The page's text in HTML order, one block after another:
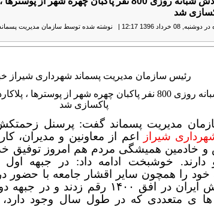
شد
08 خرداد 1396 12:17 | نوشته شده توسط سازمان مدیریت
رئیس سازمان مدیریت پسماند شهرداری شیراز
با تلاش شبانه روزی 800 نفر پاکبان چهره شهر از پوسترها ،
پاکسازی شد
مدیریت پسماند گفت: پرسنل
شیراز
اعم از معاونین و مدیران،
خادمین همیشگی مردم هم امروز توفیق
دارند. خوشبخت ادامه داد: در جبهه
خود را همچون سایر اقشار جامعه با
۱۴۰۰ رقم زدند و در جبهه دوم خدمت
ی متعددی که در طول سال وجود دارد،